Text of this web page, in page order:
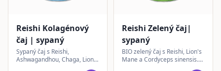
Reishi Kolagénový
čaj | sypaný
Sypaný čaj s Reishi,
Ashwagandhou, Chaga, Lion's
Reishi Zelený čaj|
sypaný
BIO zelený čaj s Reishi, Lion's
Mane a Cordyceps sinensis.